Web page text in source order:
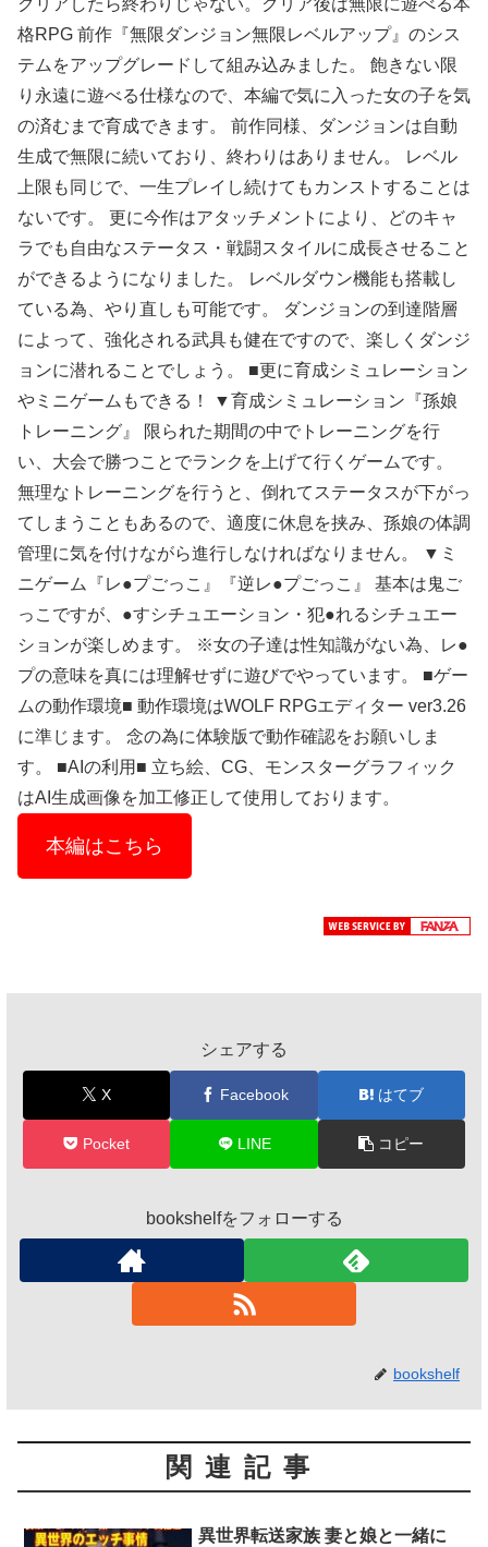
クリアしたら終わりじゃない。クリア後は無限に遊べる本
格RPG 前作『無限ダンジョン無限レベルアップ』のシス
テムをアップグレードして組み込みました。 飽きない限
り永遠に遊べる仕様なので、本編で気に入った女の子を気
の済むまで育成できます。 前作同様、ダンジョンは自動
生成で無限に続いており、終わりはありません。 レベル
上限も同じで、一生プレイし続けてもカンストすることは
ないです。 更に今作はアタッチメントにより、どのキャ
ラでも自由なステータス・戦闘スタイルに成長させること
ができるようになりました。 レベルダウン機能も搭載し
ている為、やり直しも可能です。 ダンジョンの到達階層
によって、強化される武具も健在ですので、楽しくダンジ
ョンに潜れることでしょう。 ■更に育成シミュレーション
やミニゲームもできる！ ▼育成シミュレーション『孫娘
トレーニング』 限られた期間の中でトレーニングを行
い、大会で勝つことでランクを上げて行くゲームです。
無理なトレーニングを行うと、倒れてステータスが下がっ
てしまうこともあるので、適度に休息を挟み、孫娘の体調
管理に気を付けながら進行しなければなりません。 ▼ミ
ニゲーム『レ●プごっこ』『逆レ●プごっこ』 基本は鬼ご
っこですが、●すシチュエーション・犯●れるシチュエー
ションが楽しめます。 ※女の子達は性知識がない為、レ●
プの意味を真には理解せずに遊びでやっています。 ■ゲー
ムの動作環境■ 動作環境はWOLF RPGエディター ver3.26
に準じます。 念の為に体験版で動作確認をお願いしま
す。 ■AIの利用■ 立ち絵、CG、モンスターグラフィック
はAI生成画像を加工修正して使用しております。
本編はこちら
シェアする
X Facebook はてブ
Pocket LINE コピー
bookshelfをフォローする
bookshelf
関連記事
異世界転送家族 妻と娘と一緒に